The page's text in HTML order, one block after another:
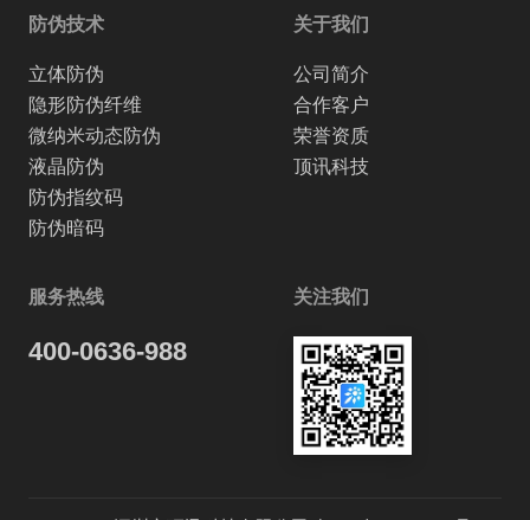
防伪技术
立体防伪
隐形防伪纤维
微纳米动态防伪
液晶防伪
防伪指纹码
防伪暗码
关于我们
公司简介
合作客户
荣誉资质
顶讯科技
服务热线
400-0636-988
关注我们